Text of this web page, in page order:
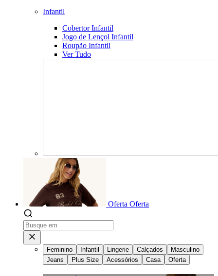
Infantil
Cobertor Infantil
Jogo de Lençol Infantil
Roupão Infantil
Ver Tudo
Oferta Oferta
Feminino Infantil Lingerie Calçados
Masculino
Jeans
Plus Size Acessórios Casa Oferta